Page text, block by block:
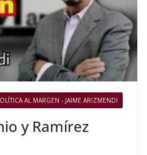
AL MARGEN - JAIME ARIZMENDI
y Ramírez